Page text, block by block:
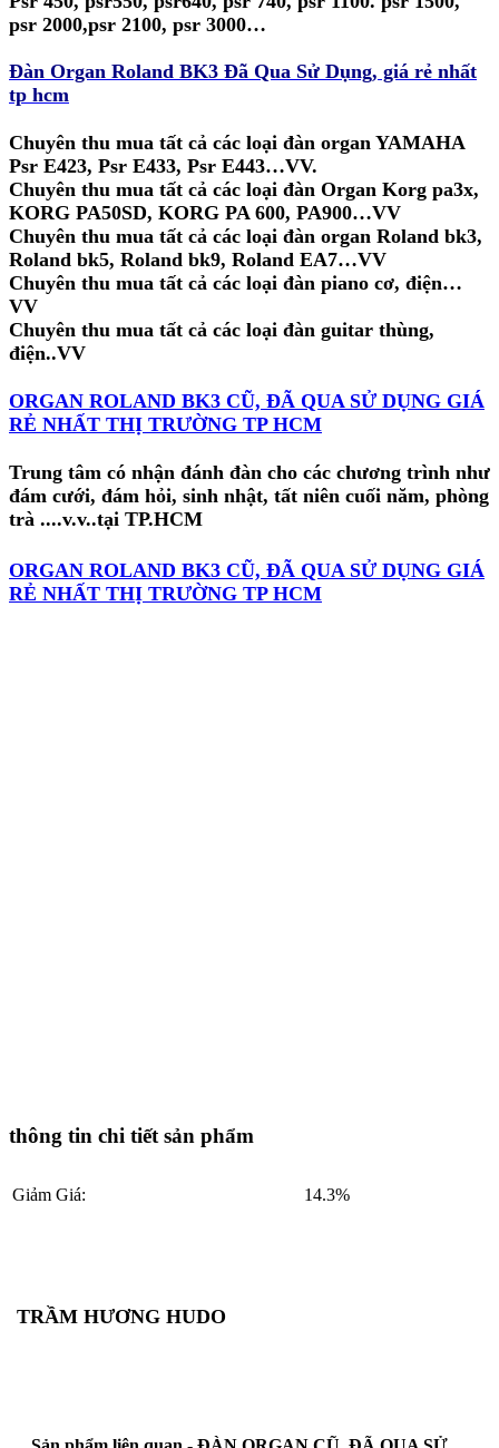
HCM, ORGAN ROLAND BK3 CŨ, ĐÃ QUA SỬ DỤNG GIÁ RẺ NHẤT THỊ TRƯỜNG TP
HCM, ORGAN ROLAND BK3 CŨ, ĐÃ QUA SỬ DỤNG GIÁ RẺ NHẤT THỊ TRƯỜNG TP
psr 2000,psr 2100, psr 3000…
Đàn Organ Roland BK3 Đã Qua Sử Dụng, giá rẻ nhất
tp hcm
Chuyên thu mua tất cả các loại đàn organ YAMAHA
Psr E423, Psr E433, Psr E443…VV.
Chuyên thu mua tất cả các loại đàn Organ Korg pa3x,
KORG PA50SD, KORG PA 600, PA900…VV
Chuyên thu mua tất cả các loại đàn organ Roland bk3,
Roland bk5, Roland bk9, Roland EA7…VV
Chuyên thu mua tất cả các loại đàn piano cơ, điện…
VV
Chuyên thu mua tất cả các loại đàn guitar thùng,
điện..VV
ORGAN ROLAND BK3 CŨ, ĐÃ QUA SỬ DỤNG GIÁ
RẺ NHẤT THỊ TRƯỜNG TP HCM
Trung tâm có nhận đánh đàn cho các chương trình như
đám cưới, đám hỏi, sinh nhật, tất niên cuối năm, phòng
trà ....v.v..tại TP.HCM
ORGAN ROLAND BK3 CŨ, ĐÃ QUA SỬ DỤNG GIÁ
RẺ NHẤT THỊ TRƯỜNG TP HCM
thông tin chi tiết sản phẩm
Giảm Giá: 14.3%
TRẦM HƯƠNG HUDO